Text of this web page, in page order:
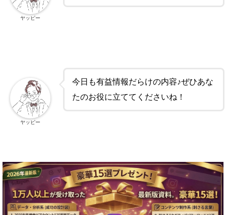
ヤッピー
今日も有益情報だらけの内容♪ぜひあな
たのお役に立ててくださいね！
ヤッピー